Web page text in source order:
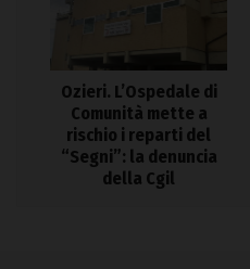
Ozieri. L’Ospedale di
Comunità mette a
rischio i reparti del
“Segni”: la denuncia
della Cgil